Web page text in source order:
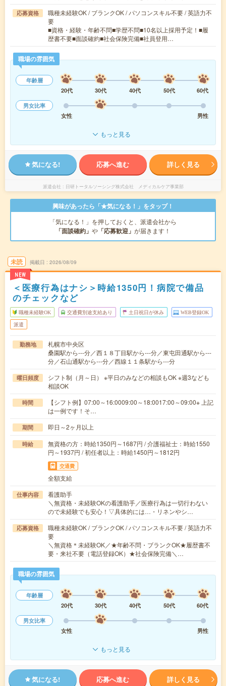
応募資格
職種未経験OK / ブランクOK / パソコンスキル不要 / 英語力不
要
■資格・経験・年齢不問■学歴不問■10名以上採用予定！■履
歴書不要■面談確約■社会保険完備■社員登用…
職場の雰囲気
年齢層
20代
30代 40代 50代
60代
男女比率
女性
男性
もっと見る
気になる! 応募へ進む 詳しく見る
派遣会社 日研トータルソーシング株式会社 メディカルケア事業部
興味があったら「★気になる！」をタップ！
「気になる！」を押しておくと、派遣会社から
「面談確約」 や 「応募歓迎」 が届きます！
未読
NEW
掲載日 2026/08/09
＜医療行為はナシ＞時給1350円！病院で備品
のチェックなど
職種未経験OK 交通費別途支給あり 土日祝日が休み WEB登録OK
派遣
勤務地
札幌市中央区
桑園駅から---分／西１８丁目駅から---分／東屯田通駅から---
分／石山通駅から---分／西線１１条駅から---分
曜日頻度
シフト制（月～日） ※平日のみなどの相談もOK ※週3なども
相談OK
時間
【シフト例】07:00～16:0009:00～18:0017:00～09:00※ 上記
は一例です！そ…
期間 即日～2ヶ月以上
時給
無資格の方：時給1350円～1687円 / 介護福祉士：時給1550
円～1937円 / 初任者以上：時給1450円～1812円
交通費
全額支給
仕事内容
看護助手
＼無資格・未経験OKの看護助手／医療行為は一切行わない
ので未経験でも安心！▽具体的には…・リネンやシ…
応募資格
職種未経験OK / ブランクOK / パソコンスキル不要 / 英語力不
要
＼無資格＊未経験OK／★年齢不問・ブランクOK★履歴書不
要・来社不要（電話登録OK）★社会保険完備＼…
職場の雰囲気
年齢層
20代
30代 40代 50代
60代
男女比率
女性
男性
もっと見る
気になる! 応募へ進む 詳しく見る